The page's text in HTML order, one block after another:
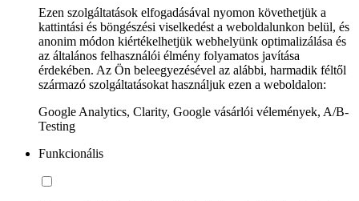
Ezen szolgáltatások elfogadásával nyomon követhetjük a
kattintási és böngészési viselkedést a weboldalunkon belül, és
anonim módon kiértékelhetjük webhelyünk optimalizálása és
az általános felhasználói élmény folyamatos javítása
érdekében. Az Ön beleegyezésével az alábbi, harmadik féltől
származó szolgáltatásokat használjuk ezen a weboldalon:
Google Analytics, Clarity, Google vásárlói vélemények, A/B-
Testing
Funkcionális